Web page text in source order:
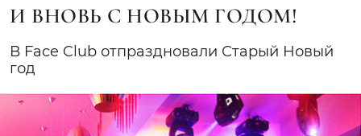
И ВНОВЬ С НОВЫМ ГОДОМ!
В Face Club отпраздновали Старый Новый
год